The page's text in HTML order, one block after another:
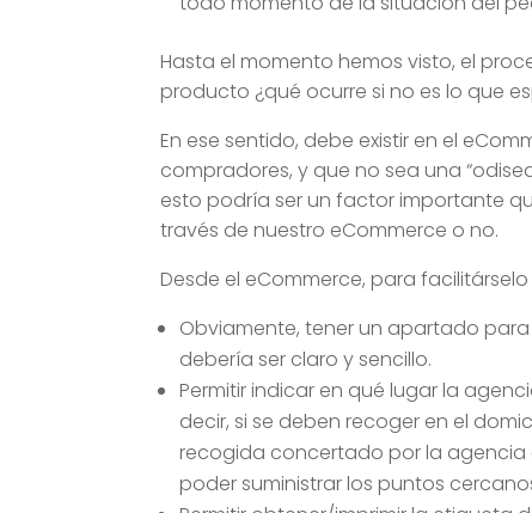
Hasta el momento hemos visto, el
producto ¿qué ocurre si no es lo que
En ese sentido, debe existir en el
compradores, y que no sea una
esto podría ser un factor importante
través de nuestro eCommerce o no.
Desde el eCommerce, para
Obviamente, tener un apartado
debería ser claro y sencillo.
Permitir indicar en qué lugar la
decir, si se deben recoger en el
recogida concertado por la
poder suministrar los puntos